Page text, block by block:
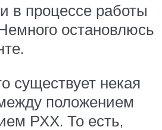
в процессе работы
остановлюсь
существует некая
положением
РХХ. То есть,